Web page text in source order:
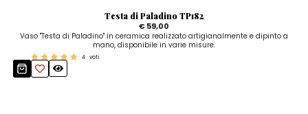
Testa di Paladino TP182
€ 59,00
Vaso "Testa di Paladino" in ceramica realizzato artigianalmente e dipinto a
mano, disponibile in varie misure.
4 voti